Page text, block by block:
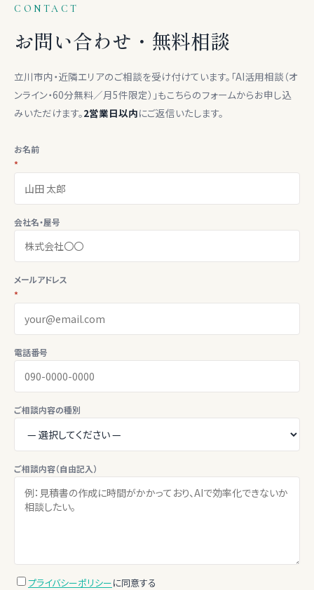
CONTACT
お問い合わせ・無料相談
立川市内・近隣エリアのご相談を受け付けています。「AI活用相談（オ
ンライン・60分無料／月5件限定）」もこちらのフォームからお申し込
みいただけます。2営業日以内にご返信いたします。
お名前
*
会社名・屋号
メールアドレス
*
電話番号
ご相談内容の種別
ご相談内容（自由記入）
プライバシーポリシーに同意する